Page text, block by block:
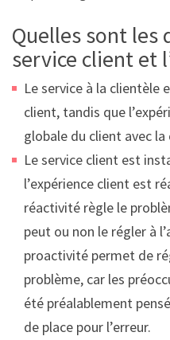
Quelles sont les
service client et
Le service à la clientèle
client, tandis que
globale du client avec la
Le service client est
l’expérience client est
réactivité règle le
peut ou non le régler à
proactivité permet de
problème, car les
été préalablement
de place pour l’erreur.